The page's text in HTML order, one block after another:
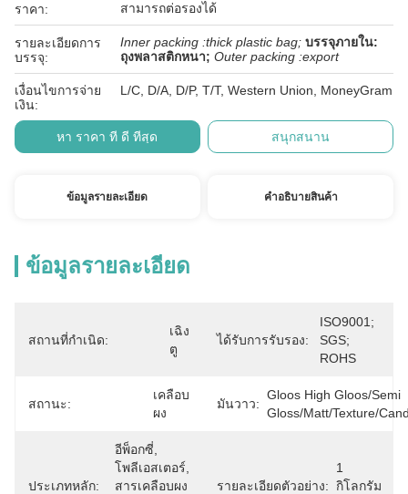
ราคา: สามารถต่อรองได้
รายละเอียดการ
บรรจุ:
Inner packing :thick plastic bag; บรรจุภายใน:
ถุงพลาสติกหนา; Outer packing :export
เงื่อนไขการจ่าย
เงิน:
L/C, D/A, D/P, T/T, Western Union, MoneyGram
หา ราคา ที่ ดี ที่สุด สนุกสนาน
ข้อมูลรายละเอียด คําอธิบายสินค้า
ข้อมูลรายละเอียด
สถานที่กำเนิด:
เฉิง
ตู
ได้รับการรับรอง:
ISO9001;
SGS;
ROHS
สถานะ:
เคลือบ
ผง
มันวาว:
Gloos High Gloos/Semi
Gloss/Matt/Texture/
ประเภทหลัก:
อีพ็อกซี่,
โพลีเอสเตอร์,
สารเคลือบผง
รายละเอียดตัวอย่าง:
1
กิโลกรัม